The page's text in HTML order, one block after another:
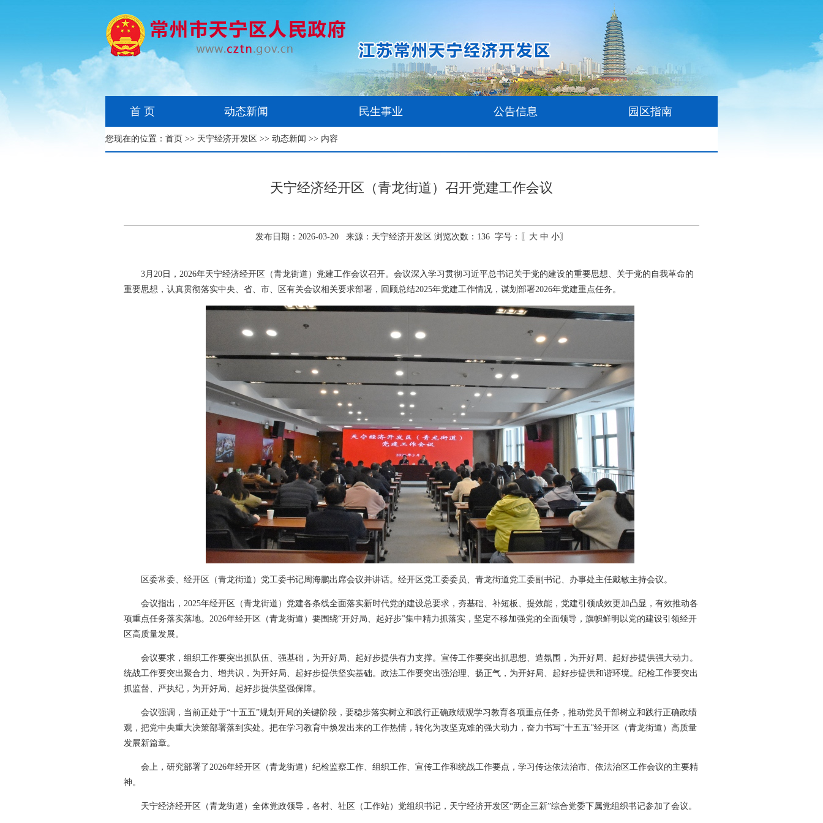
首 页 动态新闻 民生事业 公告信息 园区指南
您现在的位置： 首页 >> 天宁经济开发区 >> 动态新闻 >> 内容
天宁经济经开区（青龙街道）召开党建工作会议
发布日期：2026-03-20 来源：天宁经济开发区 浏览次数： 136字号：〖 大 中 小〗
3月20日，2026年天宁经济经开区（青龙街道）党建工作会议召开。会议深入学习贯彻习近平总书记关于党的建设的重要思想、关于党的自我革命的
重要思想，认真贯彻落实中央、省、市、区有关会议相关要求部署，回顾总结2025年党建工作情况，谋划部署2026年党建重点任务。
区委常委、经开区（青龙街道）党工委书记周海鹏出席会议并讲话。经开区党工委委员、青龙街道党工委副书记、办事处主任戴敏主持会议。
会议指出，2025年经开区（青龙街道）党建各条线全面落实新时代党的建设总要求，夯基础、补短板、提效能，党建引领成效更加凸显，有效推动各
项重点任务落实落地。2026年经开区（青龙街道）要围绕“开好局、起好步”集中精力抓落实，坚定不移加强党的全面领导，旗帜鲜明以党的建设引领经开
区高质量发展。
会议要求，组织工作要突出抓队伍、强基础，为开好局、起好步提供有力支撑。宣传工作要突出抓思想、造氛围，为开好局、起好步提供强大动力。
统战工作要突出聚合力、增共识，为开好局、起好步提供坚实基础。政法工作要突出强治理、扬正气，为开好局、起好步提供和谐环境。纪检工作要突出
抓监督、严执纪，为开好局、起好步提供坚强保障。
会议强调，当前正处于“十五五”规划开局的关键阶段，要稳步落实树立和践行正确政绩观学习教育各项重点任务，推动党员干部树立和践行正确政绩
观，把党中央重大决策部署落到实处。把在学习教育中焕发出来的工作热情，转化为攻坚克难的强大动力，奋力书写“十五五”经开区（青龙街道）高质量
发展新篇章。
会上，研究部署了2026年经开区（青龙街道）纪检监察工作、组织工作、宣传工作和统战工作要点，学习传达依法治市、依法治区工作会议的主要精
神。
天宁经济经开区（青龙街道）全体党政领导，各村、社区（工作站）党组织书记，天宁经济开发区“两企三新”综合党委下属党组织书记参加了会议。